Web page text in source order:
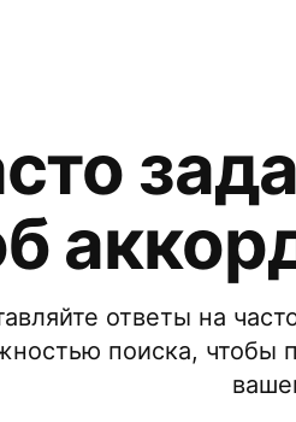
ответы на
поиска, чтобы